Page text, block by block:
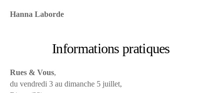
Hanna Laborde
Informations pratiques
Rues & Vous,
du vendredi 3 au dimanche 5 juillet,